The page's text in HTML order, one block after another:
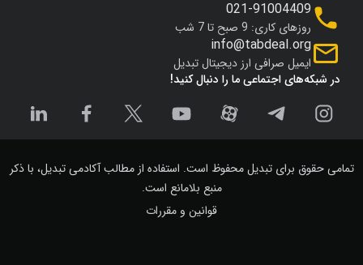
در شبکه‌های اجتماعی ما را دنبال کنید!
021-91004409
روزهای کاری: 9 صبح تا 7 شب
info@tabdeal.org
ایمیل صرافی ارز دیجیتال تبدیل
تمامی حقوق برای تبدیل محفوظ است. استفاده از مطالب آکادمی تبدیل، با ذکر
منبع بلامانع است.
قوانین و مقررات